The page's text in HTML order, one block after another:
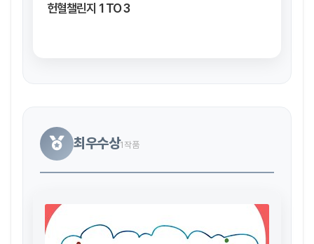
헌혈챌린지 1 TO 3
최우수상1작품